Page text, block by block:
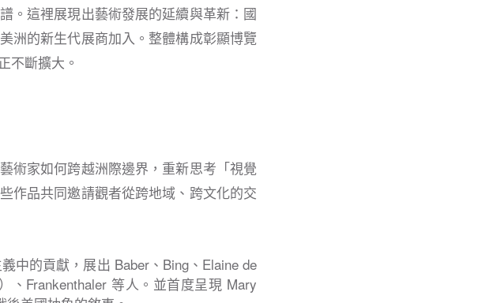
。這裡展現出藝術發展的延續與革新：國
洲的新生代展商加入。整體構成彰顯博覽
不斷擴大。
術家如何跨越洲際邊界，重新思考「視覺
作品共同邀請觀者從跨地域、跨文化的交
中的貢獻，展出 Baber、Bing、Elaine de
、Frankenthaler 等人。並首度呈現 Mary